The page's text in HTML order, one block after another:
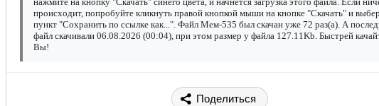
происходит, попробуйте кликнуть правой кнопкой мыши на кнопке "Скачать" и
пункт "Сохранить по ссылке как...". Файл Мем-535 был скачан уже 72 раз(а). А
файл скачивали 06.08.2026 (00:04), при этом размер у файла 127.11Kb. Быстрей
Вы!
Поделиться